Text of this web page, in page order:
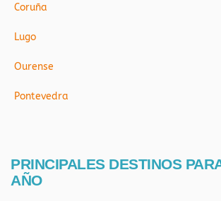
Coruña
Lugo
Ourense
Pontevedra
PRINCIPALES DESTINOS
AÑO